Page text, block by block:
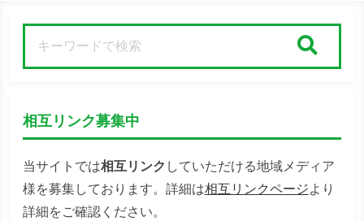
相互リンク募集中
当サイトでは相互リンク していただける地域メディア
様を募集しております。詳細は相互リンクページより
詳細をご確認ください。